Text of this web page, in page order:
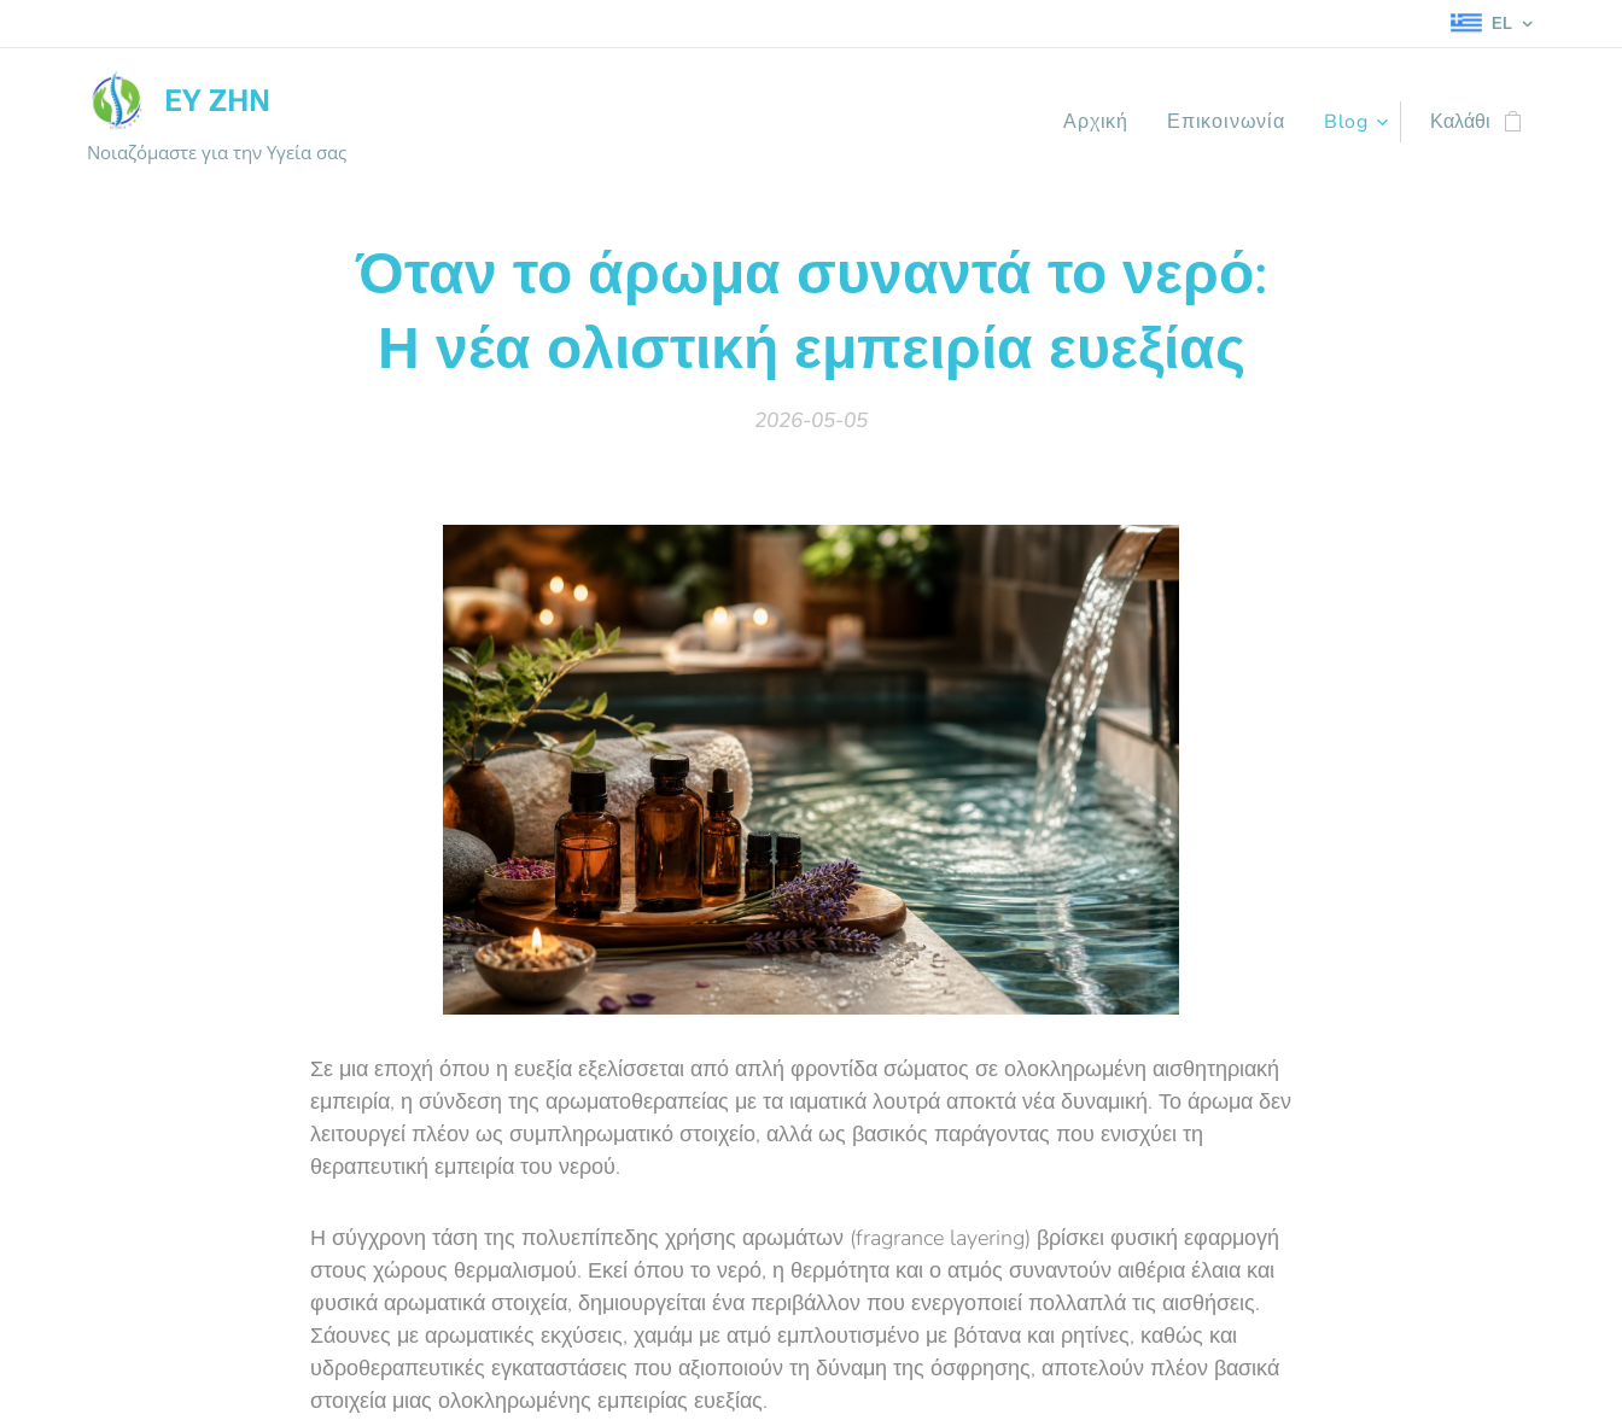
EL
ΕΥ ΖΗΝ
Νοιαζόμαστε για την Υγεία σας
Αρχική Επικοινωνία Blog Καλάθι
Όταν το άρωμα συναντά το νερό:
Η νέα ολιστική εμπειρία ευεξίας
2026-05-05
Σε μια εποχή όπου η ευεξία εξελίσσεται από απλή φροντίδα σώματος σε ολοκληρωμένη αισθητηριακή
εμπειρία, η σύνδεση της αρωματοθεραπείας με τα ιαματικά λουτρά αποκτά νέα δυναμική. Το άρωμα δεν
λειτουργεί πλέον ως συμπληρωματικό στοιχείο, αλλά ως βασικός παράγοντας που ενισχύει τη
θεραπευτική εμπειρία του νερού.
Η σύγχρονη τάση της πολυεπίπεδης χρήσης αρωμάτων (fragrance layering) βρίσκει φυσική εφαρμογή
στους χώρους θερμαλισμού. Εκεί όπου το νερό, η θερμότητα και ο ατμός συναντούν αιθέρια έλαια και
φυσικά αρωματικά στοιχεία, δημιουργείται ένα περιβάλλον που ενεργοποιεί πολλαπλά τις αισθήσεις.
Σάουνες με αρωματικές εκχύσεις, χαμάμ με ατμό εμπλουτισμένο με βότανα και ρητίνες, καθώς και
υδροθεραπευτικές εγκαταστάσεις που αξιοποιούν τη δύναμη της όσφρησης, αποτελούν πλέον βασικά
στοιχεία μιας ολοκληρωμένης εμπειρίας ευεξίας.